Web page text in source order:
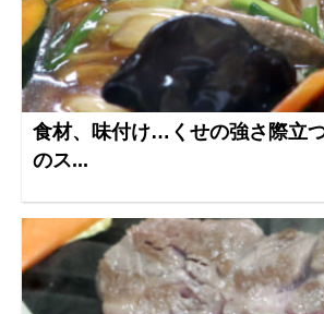
食材、味付け…くせの強さ際立
のス...